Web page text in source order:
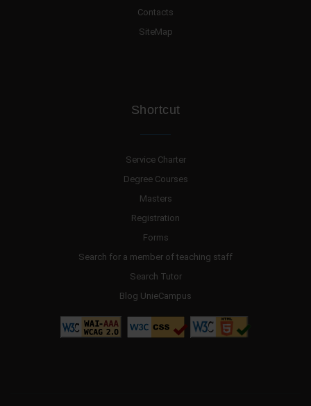
Contacts
SiteMap
Shortcut
Service Charter
Degree Courses
Masters
Registration
Forms
Search for a member of teaching staff
Search Tutor
Blog UnieCampus